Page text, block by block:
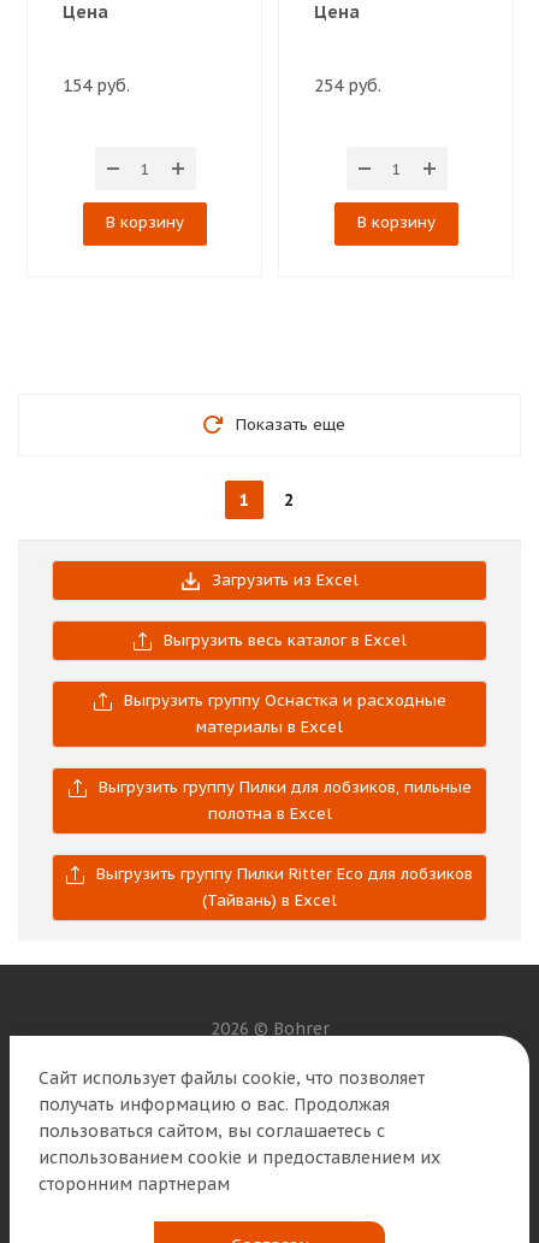
Цена
154 руб.
В корзину
Цена
254 руб.
В корзину
Показать еще
1 2
Загрузить из Excel
Выгрузить весь каталог в Excel
Выгрузить группу Оснастка и расходные
материалы в Excel
Выгрузить группу Пилки для лобзиков, пильные
полотна в Excel
Выгрузить группу Пилки Ritter Eco для лобзиков
(Тайвань) в Excel
2026 © Bohrer
Наши контакты
8 (800) 250-01-56 info@b2b.bohrer.ru
Сайт использует файлы cookie, что позволяет
получать информацию о вас. Продолжая
пользоваться сайтом, вы соглашаетесь с
использованием cookie и предоставлением их
сторонним партнерам